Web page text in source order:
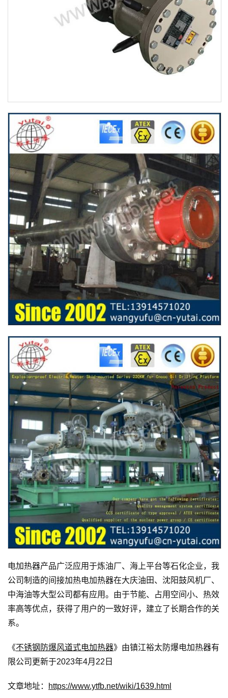
电加热器产品广泛应用于炼油厂、海上平台等石化企业，我
公司制造的间接加热电加热器在大庆油田、沈阳鼓风机厂、
中海油等大型公司都有应用。由于节能、占用空间小、热效
率高等优点，获得了用户的一致好评，建立了长期合作的关
系。
《不锈钢防爆风道式电加热器》由镇江裕太防爆电加热器有
限公司更新于2023年4月22日
文章地址： https://www.ytfb.net/wiki/1639.html